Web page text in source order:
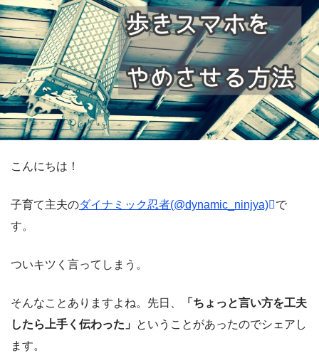
こんにちは！
子育て主夫のダイナミック忍者(@dynamic_ninjya)
で
す。
ついキツく言ってしまう。
そんなことありますよね。先日、
「ちょっと言い方を工夫
したら上手く伝わった」 ということがあったのでシェアし
ます。